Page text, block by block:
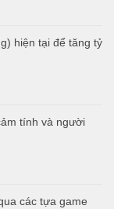
hiện tại để tăng tỷ
tính và người
các tựa game